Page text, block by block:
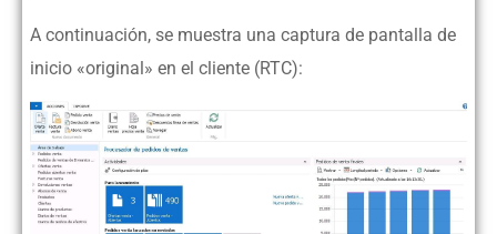
A continuación, se muestra una captura de pantalla de
inicio «original» en el cliente (RTC):